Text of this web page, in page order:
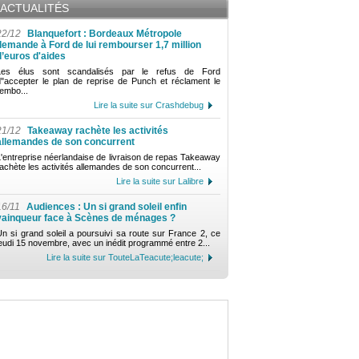
ACTUALITÉS
12
Blanquefort : Bordeaux Métropole
à Ford de lui rembourser 1,7 million
d'aides
élus sont scandalisés par le refus de Ford
le plan de reprise de Punch et réclament le
Lire la suite sur Crashdebug
12 Takeaway rachète les activités
de son concurrent
néerlandaise de livraison de repas Takeaway
les activités allemandes de son concurrent...
Lire la suite sur Lalibre
11
Audiences : Un si grand soleil enfin
face à Scènes de ménages ?
si grand soleil a poursuivi sa route sur France 2, ce
15 novembre, avec un inédit programmé entre 2...
Lire la suite sur TouteLaTeacute;leacute;